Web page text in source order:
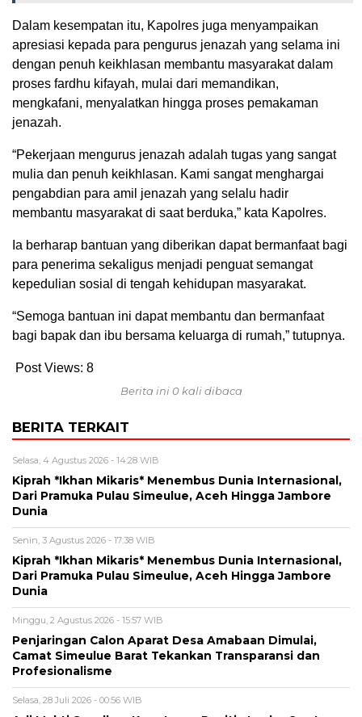
Dalam kesempatan itu, Kapolres juga menyampaikan
apresiasi kepada para pengurus jenazah yang selama ini
dengan penuh keikhlasan membantu masyarakat dalam
proses fardhu kifayah, mulai dari memandikan,
mengkafani, menyalatkan hingga proses pemakaman
jenazah.
“Pekerjaan mengurus jenazah adalah tugas yang sangat
mulia dan penuh keikhlasan. Kami sangat menghargai
pengabdian para amil jenazah yang selalu hadir
membantu masyarakat di saat berduka,” kata Kapolres.
Ia berharap bantuan yang diberikan dapat bermanfaat bagi
para penerima sekaligus menjadi penguat semangat
kepedulian sosial di tengah kehidupan masyarakat.
“Semoga bantuan ini dapat membantu dan bermanfaat
bagi bapak dan ibu bersama keluarga di rumah,” tutupnya.
Post Views: 8
Berita ini 0 kali dibaca
BERITA TERKAIT
Selasa, 4 Agustus 2026 - 14:28 WIB
Kiprah *Ikhan Mikaris* Menembus Dunia Internasional,
Dari Pramuka Pulau Simeulue, Aceh Hingga Jambore
Dunia
Senin, 3 Agustus 2026 - 17:38 WIB
Kiprah *Ikhan Mikaris* Menembus Dunia Internasional,
Dari Pramuka Pulau Simeulue, Aceh Hingga Jambore
Dunia
Minggu, 2 Agustus 2026 - 15:57 WIB
Penjaringan Calon Aparat Desa Amabaan Dimulai,
Camat Simeulue Barat Tekankan Transparansi dan
Profesionalisme
Selasa, 28 Juli 2026 - 00:56 WIB